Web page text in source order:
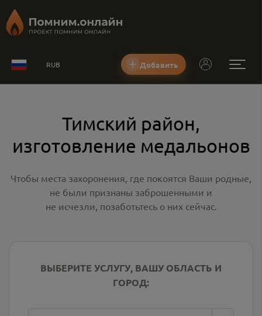
RUB Добавить
Тимский район,
изготовление медальонов
Чтобы места захоронения, где покоятся Ваши родные,
не были признаны заброшенными и
не исчезли, позаботьтесь о них сейчас.
ВЫБЕРИТЕ УСЛУГУ, ВАШУ ОБЛАСТЬ И
ГОРОД: